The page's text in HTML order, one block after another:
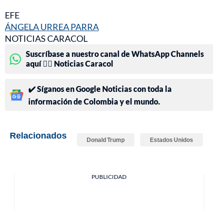
EFE
ÁNGELA URREA PARRA
NOTICIAS CARACOL
Suscríbase a nuestro canal de WhatsApp Channels
aquí 👉🏻 Noticias Caracol
✔️ Síganos en Google Noticias con toda la
información de Colombia y el mundo.
Relacionados Donald Trump Estados Unidos
PUBLICIDAD